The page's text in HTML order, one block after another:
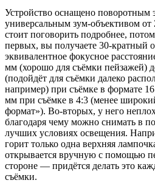
Устройство оснащено поворотным
универсальным зум-объективом
стоит поговорить подробнее,
первых, вы получаете 30-кратный
эквивалентное фокусное
мм (хорошо для съёмки пейзажей)
(подойдёт для съёмки далеко
например) при съёмке в формате
мм при съёмке в 4:3 (менее
формат»). Во-вторых, у него
благодаря чему можно снимать в
лучших условиях освещения.
горит только одна верхняя
открывается вручную с помощью
стороне — придётся делать это
съёмки.